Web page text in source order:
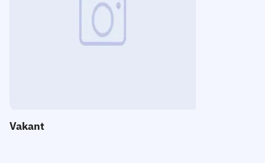
Vakant